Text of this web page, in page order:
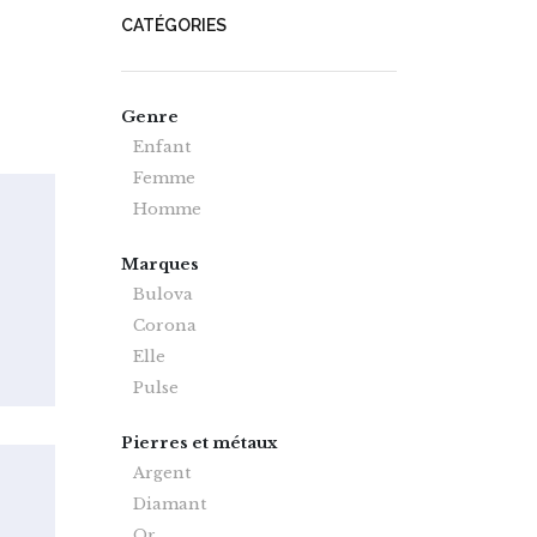
CATÉGORIES
Genre
Enfant
Femme
Homme
Marques
Bulova
Corona
Elle
Pulse
Pierres et métaux
Argent
Diamant